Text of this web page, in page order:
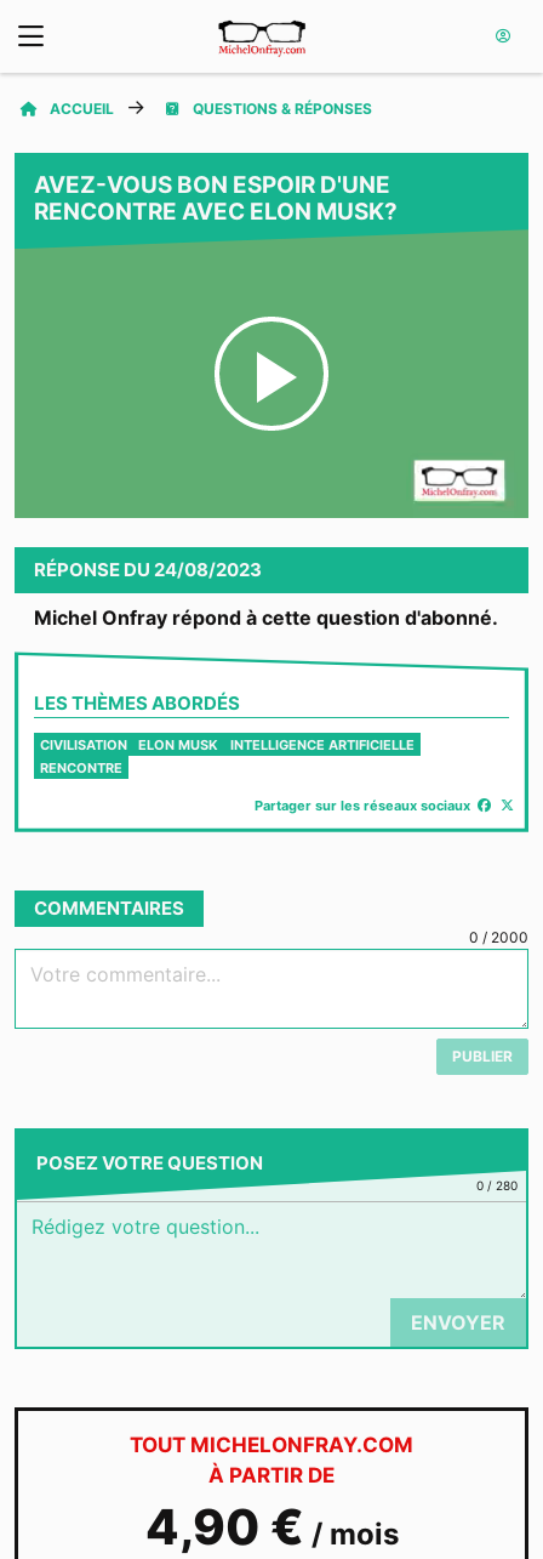
ACCUEIL QUESTIONS & RÉPONSES
AVEZ-VOUS BON ESPOIR D'UNE
RENCONTRE AVEC ELON MUSK?
Play
Video
RÉPONSE DU 24/08/2023
Michel Onfray répond à cette question d'abonné.
LES THÈMES ABORDÉS
CIVILISATION ELON MUSK
INTELLIGENCE ARTIFICIELLE
RENCONTRE
Partager sur les réseaux sociaux
COMMENTAIRES
0 / 2000
Votre commentaire...
PUBLIER
POSEZ VOTRE QUESTION
0/ 280
ENVOYER
TOUT MICHELONFRAY.COM
À PARTIR DE
4,90 € / mois